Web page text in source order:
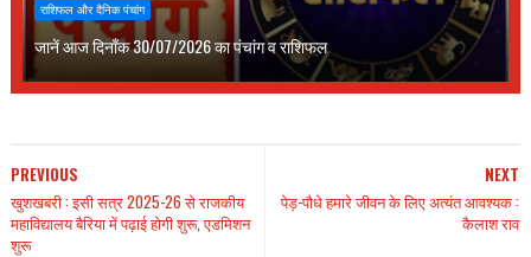
राशिफल और दैनिक पंचांग
जानें आज दिनाँक 30/07/2026 का पंचांग व राशिफल
NEXT
पेड़-पौधे हमारे जीवन के लिए अत्यंत आवश्यक :
कैलाश राव
PREVIOUS
खुशखबरी : इसी सत्र 2025-26 से राजकीय
महाविद्यालय बैरिया में पढ़ाई होगी शुरू, एडमिशन
शुरू